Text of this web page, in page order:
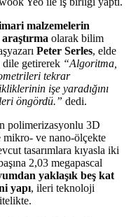
malzemelerin
olarak bilim
Peter Serles, elde
dile getirerek “Algoritma,
tekrar
işe yaradığını
öngördü.” dedi.
polimerizasyonlu 3D
mikro- ve nano-ölçekte
tasarımlara kıyasla iki
2,03 megapascal
yaklaşık beş kat
yapı, ileri teknoloji